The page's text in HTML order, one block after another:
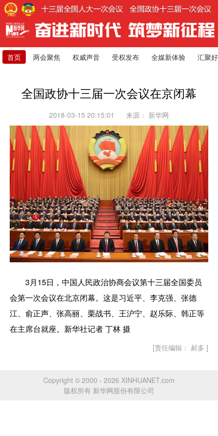
首页 两会聚焦 权威声音 受权发布 全媒新体验 汇聚
全国政协十三届一次会议在京闭幕
2018-03-15 20:15:01 来源： 新华网
3月15日，中国人民政治协商会议第十三届全国委员
会第一次会议在北京闭幕。这是习近平、李克强、张德
江、俞正声、张高丽、栗战书、王沪宁、赵乐际、韩正等
在主席台就座。新华社记者 丁林 摄
[责任编辑： 郝多 ]
Copyright © 2000 - 2026 XINHUANET.com
版权所有 新华网股份有限公司